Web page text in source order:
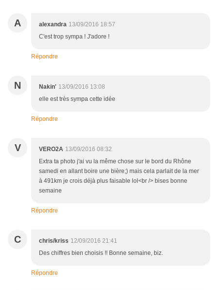
A alexandra 13/09/2016 18:57
C'est trop sympa ! J'adore !
Répondre
N Nakin' 13/09/2016 13:08
elle est très sympa cette idée
Répondre
V VERO2A 13/09/2016 08:32
Extra ta photo j'ai vu la même chose sur le bord du Rhône
samedi en allant boire une bière;) mais cela parlait de la mer
à 491km je crois déjà plus faisable lol<br /> bises bonne
semaine
Répondre
C chris/kriss 12/09/2016 21:41
Des chiffres bien choisis !! Bonne semaine, biz.
Répondre